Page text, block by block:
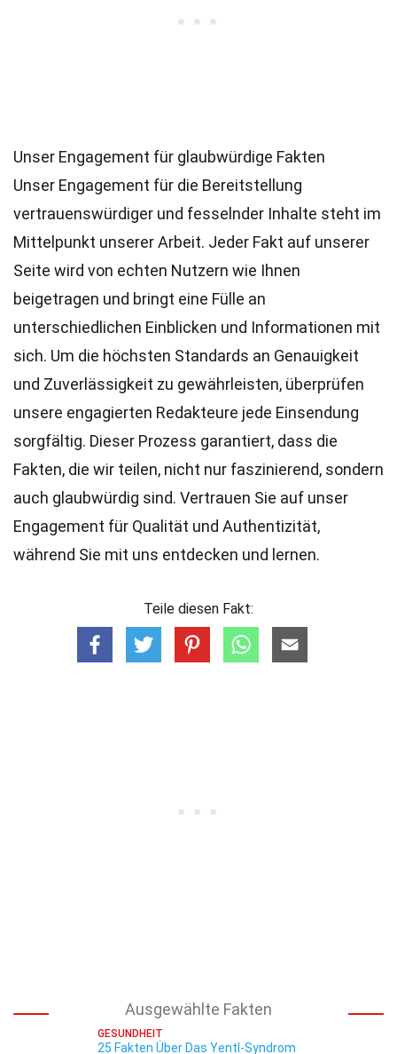
Unser Engagement für glaubwürdige Fakten
Unser Engagement für die Bereitstellung
vertrauenswürdiger und fesselnder Inhalte steht im
Mittelpunkt unserer Arbeit. Jeder Fakt auf unserer
Seite wird von echten Nutzern wie Ihnen
beigetragen und bringt eine Fülle an
unterschiedlichen Einblicken und Informationen mit
sich. Um die höchsten Standards an Genauigkeit
und Zuverlässigkeit zu gewährleisten, überprüfen
unsere engagierten Redakteure jede Einsendung
sorgfältig. Dieser Prozess garantiert, dass die
Fakten, die wir teilen, nicht nur faszinierend, sondern
auch glaubwürdig sind. Vertrauen Sie auf unser
Engagement für Qualität und Authentizität,
während Sie mit uns entdecken und lernen.
Teile diesen Fakt:
Ausgewählte Fakten
GESUNDHEIT
25 Fakten Über Das Yentl-Syndrom